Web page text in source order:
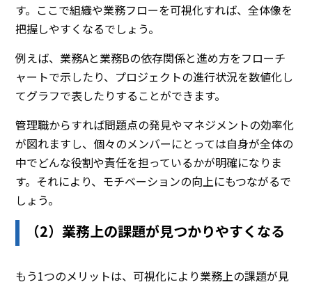
す。ここで組織や業務フローを可視化すれば、全体像を
把握しやすくなるでしょう。
例えば、業務Aと業務Bの依存関係と進め方をフローチ
ャートで示したり、プロジェクトの進行状況を数値化し
てグラフで表したりすることができます。
管理職からすれば問題点の発見やマネジメントの効率化
が図れますし、個々のメンバーにとっては自身が全体の
中でどんな役割や責任を担っているかが明確になりま
す。それにより、モチベーションの向上にもつながるで
しょう。
（2）業務上の課題が見つかりやすくなる
もう1つのメリットは、可視化により業務上の課題が見